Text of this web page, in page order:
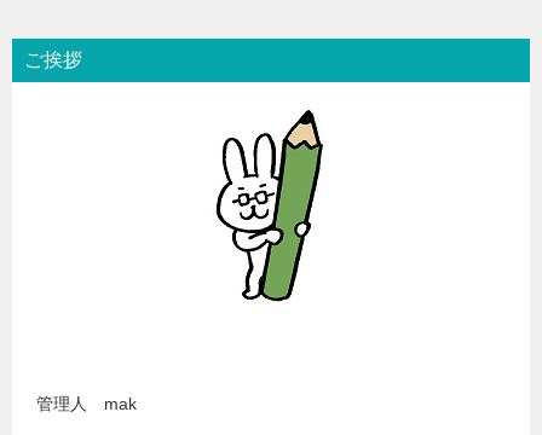
ご挨拶
管理人 mak